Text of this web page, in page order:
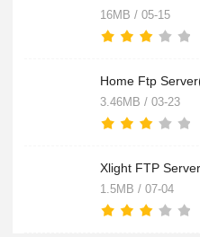
16MB / 05-15
3.46MB / 03-23
1.5MB / 07-04